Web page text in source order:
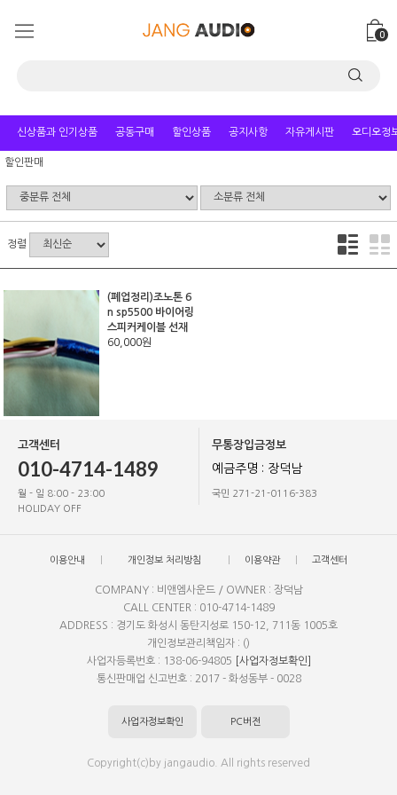
0
신상품과 인기상품 공동구매 할인상품 공지사항 자유게시판 오디오정
할인판매
정렬
(폐업정리)조노톤 6
n sp5500 바이어링
스피커케이블 선재
60,000원
고객센터
010-4714-1489
월 - 일 8:00 - 23:00
HOLIDAY OFF
무통장입금정보
예금주명 : 장덕남
국민 271-21-0116-383
이용안내 개인정보 처리방침 이용약관 고객센터
COMPANY : 비앤엠사운드 / OWNER : 장덕남
CALL CENTER : 010-4714-1489
ADDRESS : 경기도 화성시 동탄지성로 150-12, 711동 1005호
개인정보관리책임자 : ()
사업자등록번호 : 138-06-94805
[사업자정보확인]
통신판매업 신고번호 : 2017 - 화성동부 - 0028
사업자정보확인 PC버전
Copyright(c)by jangaudio. All rights reserved